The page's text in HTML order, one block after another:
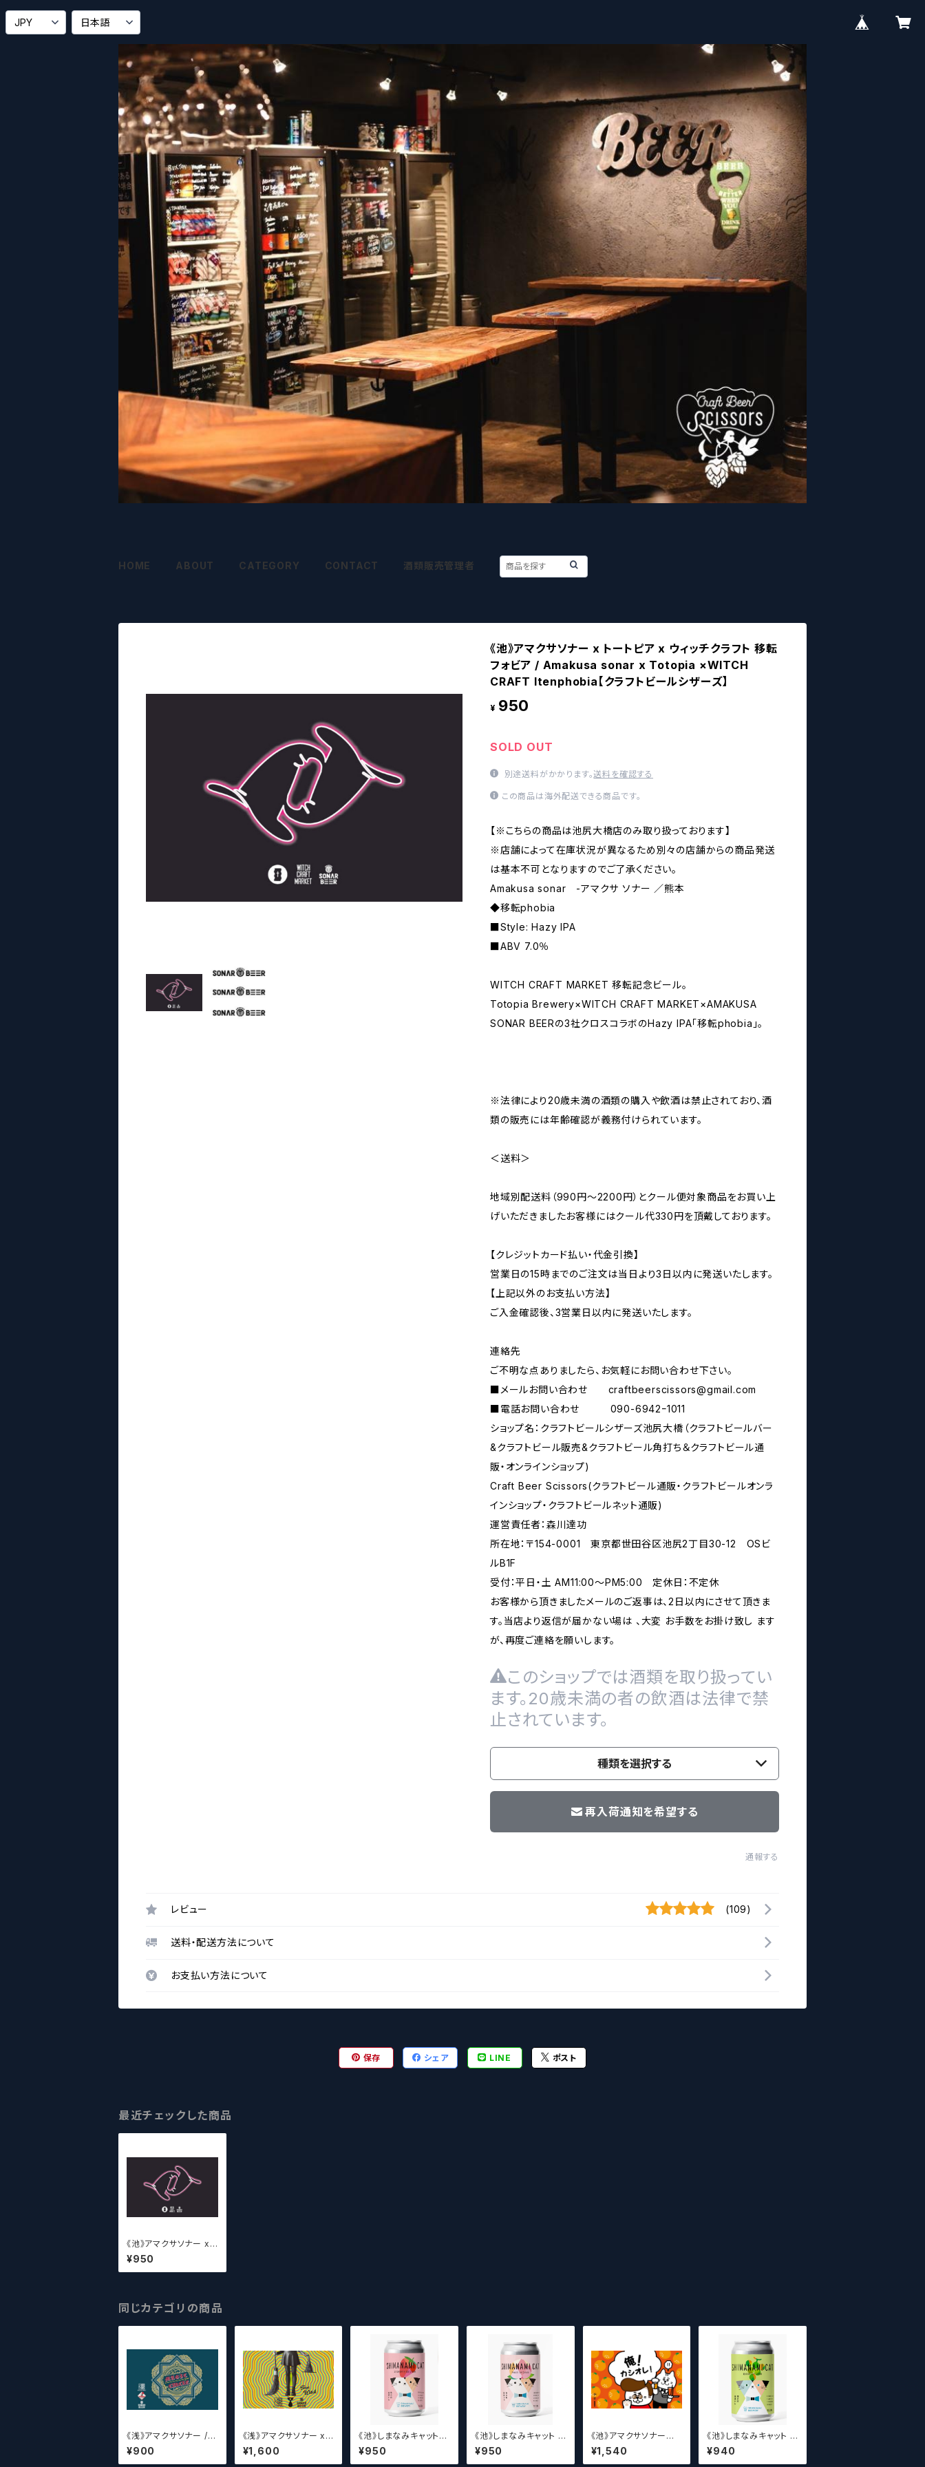
HOME ABOUT CATEGORY CONTACT 酒類販売管理者
《池》アマクサソナー x トートピア x ウィッチクラフト 移転
フォビア / Amakusa sonar x Totopia ×WITCH
CRAFT Itenphobia【クラフトビールシザーズ】
¥ 950
SOLD OUT
別途送料がかかります。送料を確認する
この商品は海外配送できる商品です。
【※こちらの商品は池尻大橋店のみ取り扱っております】
※店舗によって在庫状況が異なるため別々の店舗からの商品発送
は基本不可となりますのでご了承ください。
Amakusa sonar -アマクサ ソナー ／熊本
◆移転phobia
■Style: Hazy IPA
■ABV 7.0％
WITCH CRAFT MARKET 移転記念ビール。
Totopia Brewery×WITCH CRAFT MARKET×AMAKUSA
SONAR BEERの3社クロスコラボのHazy IPA「移転phobia」。
※法律により20歳未満の酒類の購入や飲酒は禁止されており、酒
類の販売には年齢確認が義務付けられています。
＜送料＞
地域別配送料（990円～2200円）とクール便対象商品をお買い上
げいただきましたお客様にはクール代330円を頂戴しております。
【クレジットカード払い・代金引換】
営業日の15時までのご注文は当日より3日以内に発送いたします。
【上記以外のお支払い方法】
ご入金確認後、3営業日以内に発送いたします。
連絡先
ご不明な点ありましたら、お気軽にお問い合わせ下さい。
■メールお問い合わせ craftbeerscissors@gmail.com
■電話お問い合わせ 090-6942ｰ1011
ショップ名：クラフトビールシザーズ池尻大橋（クラフトビールバー
&クラフトビール販売&クラフトビール角打ち＆クラフトビール通
販・オンラインショップ)
Craft Beer Scissors(クラフトビール通販・クラフトビールオンラ
インショップ・クラフトビールネット通販)
運営責任者：森川達功
所在地：〒154-0001 東京都世田谷区池尻2丁目30-12 OSビ
ルB1F
受付：平日・土 AM11:00～PM5:00 定休日：不定休
お客様から頂きましたメールのご返事は、2日以内にさせて頂きま
す。当店より返信が届かない場は 、大変 お手数をお掛け致し ます
が、再度ご連絡を願いします。
このショップでは酒類を取り扱ってい
ます。20歳未満の者の飲酒は法律で禁
止されています。
種類を選択する
再入荷通知を希望する
通報する
レビュー (109)
送料・配送方法について
お支払い方法について
保存 シェア LINE ポスト
最近チェックした商品
《池》アマクサソナー x
トートピア x ウィッチク
ラフト 移転フォビア / A
makusa sonar x Tot
トビールシザーズ】
¥950
同じカテゴリの商品
《浅》アマクサソナー / A
makusa sonar MAGI
C CIRCLE 【クラフトビ
¥900
《浅》アマクサソナー x
ティーンエイジ x ウィッ
チクラフト / Amakusa
¥1,600
《池》しまなみキャット
ストロベリーアイスクリ
ーム 【クラフトビールシ
¥950
《池》しまなみキャット ピ
ーチアイスクリーム 【ク
ラフトビールシザーズ】
¥950
《池》アマクサソナー
俺!カシオレ! / Amakus
a sonar beer 【クラフ
¥1,540
《池》しまなみキャット マ
スカットアイスクリーム
【クラフトビールシザー
¥940